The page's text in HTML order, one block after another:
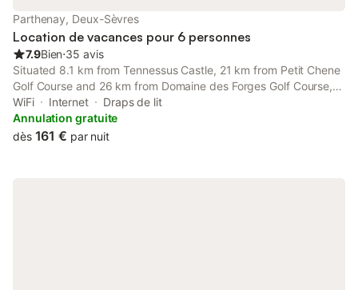
Parthenay, Deux-Sèvres
Location de vacances pour 6 personnes
7.9Bien⋅35 avis
Situated 8.1 km from Tennessus Castle, 21 km from Petit Chene
Golf Course and 26 km from Domaine des Forges Golf Course,
La Maison D'Oscar offers accommodation located in Parthenay.
WiFi Internet
Draps de lit
Annulation gratuite
dès 161 € par nuit